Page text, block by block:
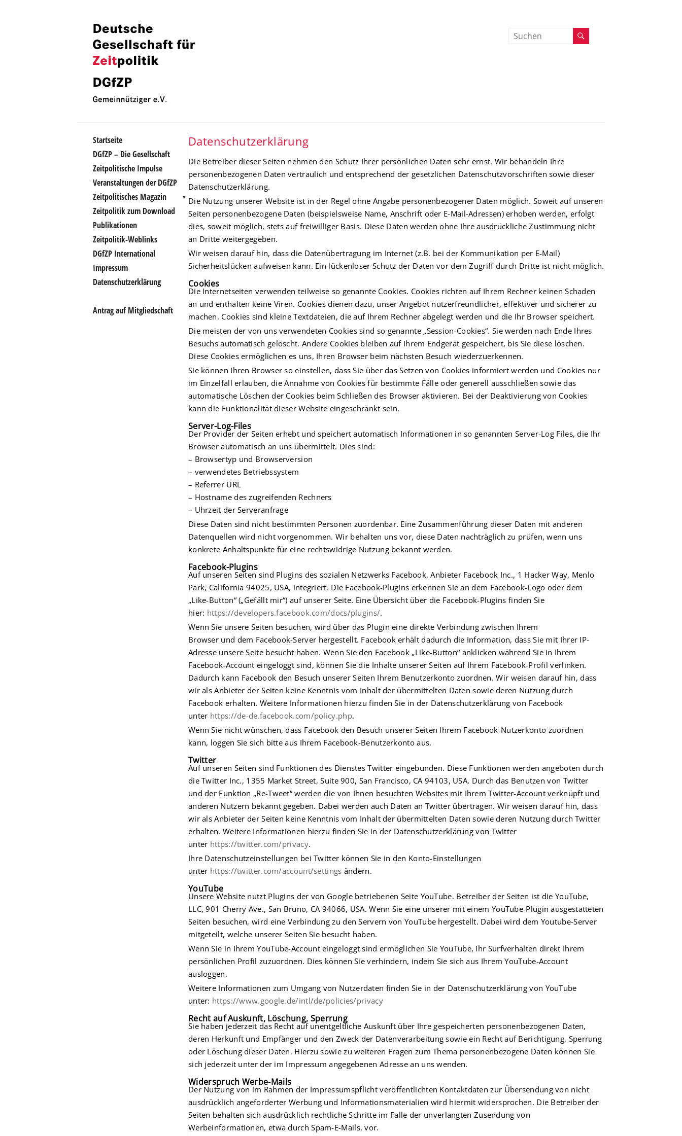
Inhalt
springen
Deutsche
Gesellschaft
fuer
Zeitpolitik
Deutsche
Gesellschaft
fuer
Zeitpolitik
Startseite
DGfZP – Die Gesellschaft
Zeitpolitische Impulse
Veranstaltungen der DGfZP
Zeitpolitisches Magazin
Zeitpolitik zum Download
Publikationen
Zeitpolitik-Weblinks
DGfZP International
Impressum
Datenschutzerklärung
Antrag auf Mitgliedschaft
Datenschutzerklärung
Die Betreiber dieser Seiten nehmen den Schutz Ihrer persönlichen Daten sehr ernst. Wir behandeln Ihre
personenbezogenen Daten vertraulich und entsprechend der gesetzlichen Datenschutzvorschriften sowie dieser
Datenschutzerklärung.
Die Nutzung unserer Website ist in der Regel ohne Angabe personenbezogener Daten möglich. Soweit auf unseren
Seiten personenbezogene Daten (beispielsweise Name, Anschrift oder E-Mail-Adressen) erhoben werden, erfolgt
dies, soweit möglich, stets auf freiwilliger Basis. Diese Daten werden ohne Ihre ausdrückliche Zustimmung nicht
an Dritte weitergegeben.
Wir weisen darauf hin, dass die Datenübertragung im Internet (z.B. bei der Kommunikation per E-Mail)
Sicherheitslücken aufweisen kann. Ein lückenloser Schutz der Daten vor dem Zugriff durch Dritte ist nicht möglich.
Cookies
Die Internetseiten verwenden teilweise so genannte Cookies. Cookies richten auf Ihrem Rechner keinen Schaden
an und enthalten keine Viren. Cookies dienen dazu, unser Angebot nutzerfreundlicher, effektiver und sicherer zu
machen. Cookies sind kleine Textdateien, die auf Ihrem Rechner abgelegt werden und die Ihr Browser speichert.
Die meisten der von uns verwendeten Cookies sind so genannte „Session-Cookies“. Sie werden nach Ende Ihres
Besuchs automatisch gelöscht. Andere Cookies bleiben auf Ihrem Endgerät gespeichert, bis Sie diese löschen.
Diese Cookies ermöglichen es uns, Ihren Browser beim nächsten Besuch wiederzuerkennen.
Sie können Ihren Browser so einstellen, dass Sie über das Setzen von Cookies informiert werden und Cookies nur
im Einzelfall erlauben, die Annahme von Cookies für bestimmte Fälle oder generell ausschließen sowie das
automatische Löschen der Cookies beim Schließen des Browser aktivieren. Bei der Deaktivierung von Cookies
kann die Funktionalität dieser Website eingeschränkt sein.
Server-Log-Files
Der Provider der Seiten erhebt und speichert automatisch Informationen in so genannten Server-Log Files, die Ihr
Browser automatisch an uns übermittelt. Dies sind:
– Browsertyp und Browserversion
– verwendetes Betriebssystem
– Referrer URL
– Hostname des zugreifenden Rechners
– Uhrzeit der Serveranfrage
Diese Daten sind nicht bestimmten Personen zuordenbar. Eine Zusammenführung dieser Daten mit anderen
Datenquellen wird nicht vorgenommen. Wir behalten uns vor, diese Daten nachträglich zu prüfen, wenn uns
konkrete Anhaltspunkte für eine rechtswidrige Nutzung bekannt werden.
Facebook-Plugins
Auf unseren Seiten sind Plugins des sozialen Netzwerks Facebook, Anbieter Facebook Inc., 1 Hacker Way, Menlo
Park, California 94025, USA, integriert. Die Facebook-Plugins erkennen Sie an dem Facebook-Logo oder dem
„Like-Button“ („Gefällt mir“) auf unserer Seite. Eine Übersicht über die Facebook-Plugins finden Sie
hier: https://developers.facebook.com/docs/plugins/.
Wenn Sie unsere Seiten besuchen, wird über das Plugin eine direkte Verbindung zwischen Ihrem
Browser und dem Facebook-Server hergestellt. Facebook erhält dadurch die Information, dass Sie mit Ihrer IP-
Adresse unsere Seite besucht haben. Wenn Sie den Facebook „Like-Button“ anklicken während Sie in Ihrem
Facebook-Account eingeloggt sind, können Sie die Inhalte unserer Seiten auf Ihrem Facebook-Profil verlinken.
Dadurch kann Facebook den Besuch unserer Seiten Ihrem Benutzerkonto zuordnen. Wir weisen darauf hin, dass
wir als Anbieter der Seiten keine Kenntnis vom Inhalt der übermittelten Daten sowie deren Nutzung durch
Facebook erhalten. Weitere Informationen hierzu finden Sie in der Datenschutzerklärung von Facebook
unter https://de-de.facebook.com/policy.php.
Wenn Sie nicht wünschen, dass Facebook den Besuch unserer Seiten Ihrem Facebook-Nutzerkonto zuordnen
kann, loggen Sie sich bitte aus Ihrem Facebook-Benutzerkonto aus.
Twitter
Auf unseren Seiten sind Funktionen des Dienstes Twitter eingebunden. Diese Funktionen werden angeboten durch
die Twitter Inc., 1355 Market Street, Suite 900, San Francisco, CA 94103, USA. Durch das Benutzen von Twitter
und der Funktion „Re-Tweet“ werden die von Ihnen besuchten Websites mit Ihrem Twitter-Account verknüpft und
anderen Nutzern bekannt gegeben. Dabei werden auch Daten an Twitter übertragen. Wir weisen darauf hin, dass
wir als Anbieter der Seiten keine Kenntnis vom Inhalt der übermittelten Daten sowie deren Nutzung durch Twitter
erhalten. Weitere Informationen hierzu finden Sie in der Datenschutzerklärung von Twitter
unter https://twitter.com/privacy.
Ihre Datenschutzeinstellungen bei Twitter können Sie in den Konto-Einstellungen
unter https://twitter.com/account/settings ändern.
YouTube
Unsere Website nutzt Plugins der von Google betriebenen Seite YouTube. Betreiber der Seiten ist die YouTube,
LLC, 901 Cherry Ave., San Bruno, CA 94066, USA. Wenn Sie eine unserer mit einem YouTube-Plugin ausgestatteten
Seiten besuchen, wird eine Verbindung zu den Servern von YouTube hergestellt. Dabei wird dem Youtube-Server
mitgeteilt, welche unserer Seiten Sie besucht haben.
Wenn Sie in Ihrem YouTube-Account eingeloggt sind ermöglichen Sie YouTube, Ihr Surfverhalten direkt Ihrem
persönlichen Profil zuzuordnen. Dies können Sie verhindern, indem Sie sich aus Ihrem YouTube-Account
ausloggen.
Weitere Informationen zum Umgang von Nutzerdaten finden Sie in der Datenschutzerklärung von YouTube
unter: https://www.google.de/intl/de/policies/privacy
Recht auf Auskunft, Löschung, Sperrung
Sie haben jederzeit das Recht auf unentgeltliche Auskunft über Ihre gespeicherten personenbezogenen Daten,
deren Herkunft und Empfänger und den Zweck der Datenverarbeitung sowie ein Recht auf Berichtigung, Sperrung
oder Löschung dieser Daten. Hierzu sowie zu weiteren Fragen zum Thema personenbezogene Daten können Sie
sich jederzeit unter der im Impressum angegebenen Adresse an uns wenden.
Widerspruch Werbe-Mails
Der Nutzung von im Rahmen der Impressumspflicht veröffentlichten Kontaktdaten zur Übersendung von nicht
ausdrücklich angeforderter Werbung und Informationsmaterialien wird hiermit widersprochen. Die Betreiber der
Seiten behalten sich ausdrücklich rechtliche Schritte im Falle der unverlangten Zusendung von
Werbeinformationen, etwa durch Spam-E-Mails, vor.